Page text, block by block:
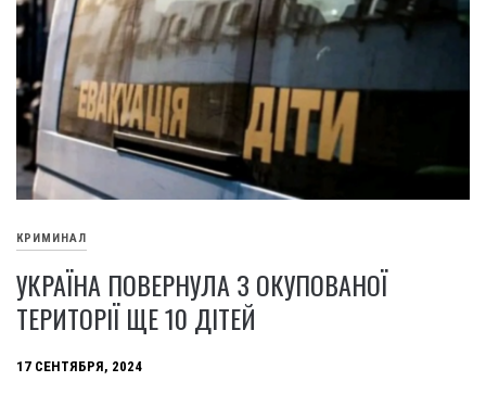
КРИМИНАЛ
УКРАЇНА ПОВЕРНУЛА З ОКУПОВАНОЇ
ТЕРИТОРІЇ ЩЕ 10 ДІТЕЙ
17 СЕНТЯБРЯ, 2024